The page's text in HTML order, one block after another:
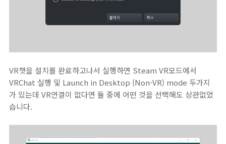
VR챗을 설치를 완료하고나서 실행하면 Steam VR모드에서
VRChat 실행 및 Launch in Desktop (Non-VR) mode 두가지
가 있는데 VR연결이 없다면 둘 중에 어떤 것을 선택해도 상관없었
습니다.